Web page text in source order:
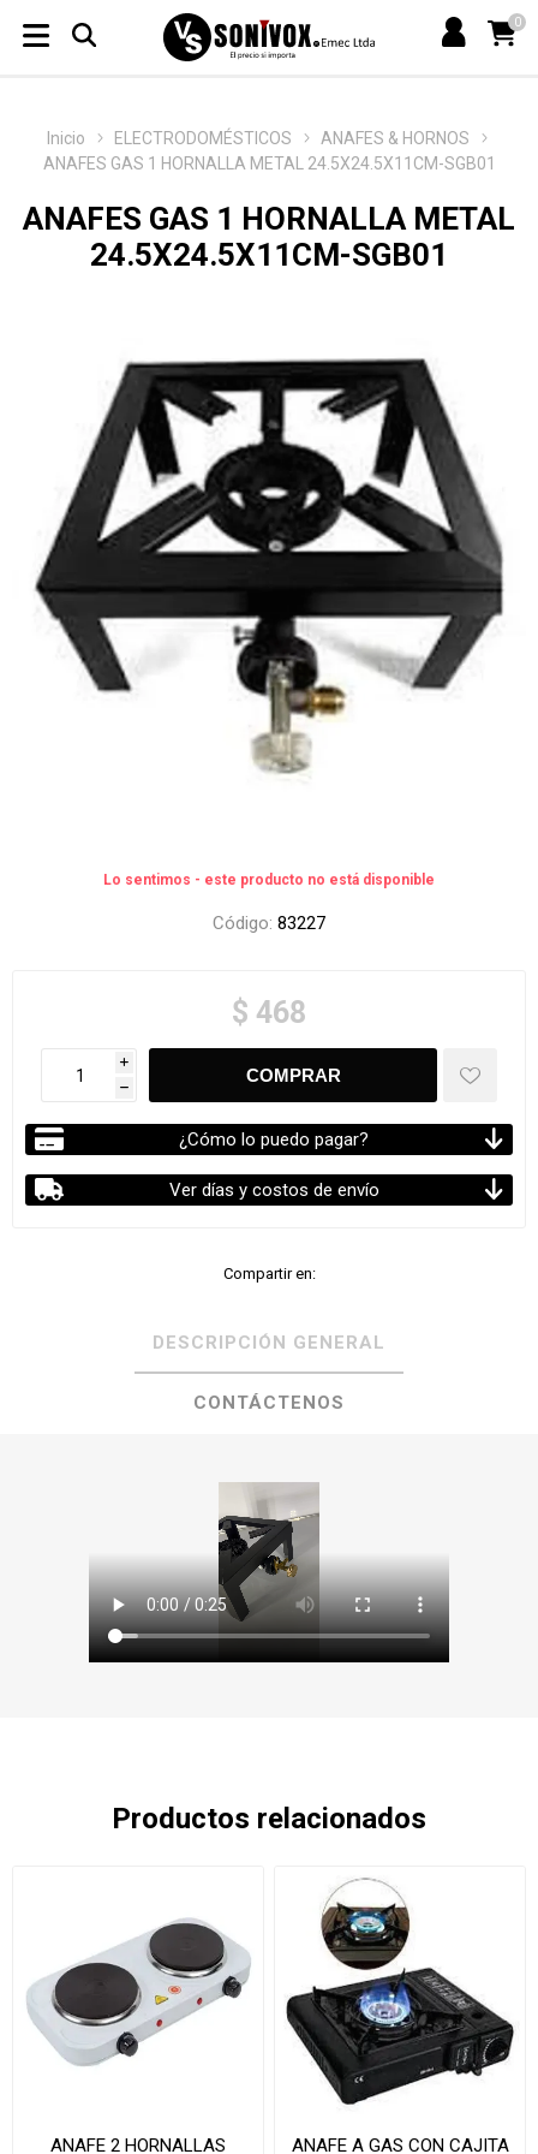
0
Inicio ELECTRODOMÉSTICOS
ANAFES & HORNOS
ANAFES GAS 1 HORNALLA METAL 24.5X24.5X11CM-SGB01
ANAFES GAS 1 HORNALLA METAL
24.5X24.5X11CM-SGB01
Lo sentimos - este producto no está disponible
Código: 83227
$ 468
i
h
¿Cómo lo puedo pagar?
Ver días y costos de envío
Compartir en:
DESCRIPCIÓN GENERAL
CONTÁCTENOS
Productos relacionados
ANAFE 2 HORNALLAS ANAFE A GAS CON CAJITA